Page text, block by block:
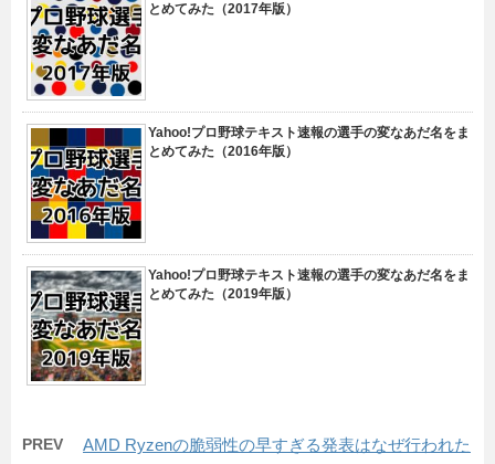
とめてみた（2017年版）
Yahoo!プロ野球テキスト速報の選手の変なあだ名をま
とめてみた（2016年版）
Yahoo!プロ野球テキスト速報の選手の変なあだ名をま
とめてみた（2019年版）
PREV
AMD Ryzenの脆弱性の早すぎる発表はなぜ行われた